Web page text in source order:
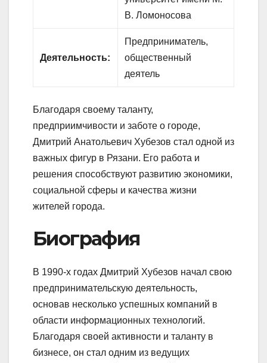
В. Ломоносова
Деятельность:
Предприниматель,
общественный
деятель
Благодаря своему таланту,
предприимчивости и заботе о городе,
Дмитрий Анатольевич Хубезов стал одной из
важных фигур в Рязани. Его работа и
решения способствуют развитию экономики,
социальной сферы и качества жизни
жителей города.
Биография
В 1990-х годах Дмитрий Хубезов начал свою
предпринимательскую деятельность,
основав несколько успешных компаний в
области информационных технологий.
Благодаря своей активности и таланту в
бизнесе, он стал одним из ведущих